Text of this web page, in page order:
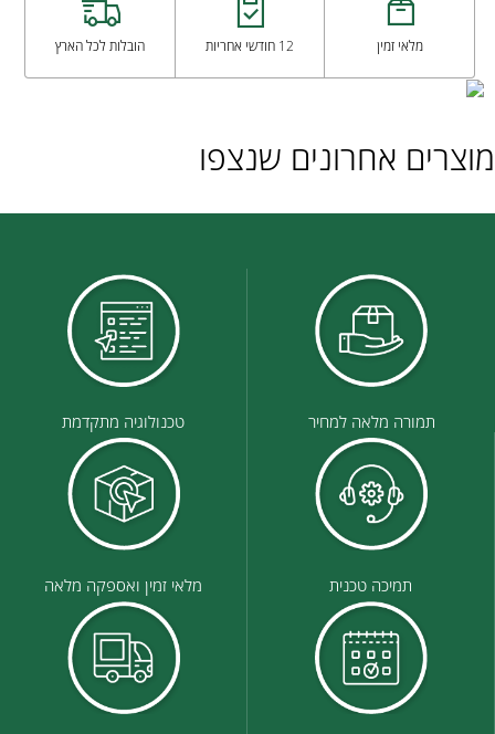
מלאי זמין 12 חודשי אחריות הובלות לכל הארץ
מוצרים אחרונים שנצפו
תמורה מלאה למחיר טכנולוגיה מתקדמת
תמיכה טכנית מלאי זמין ואספקה מלאה